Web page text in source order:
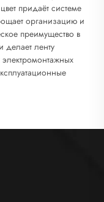
придаёт системе
организацию и
преимущество в
делает ленту